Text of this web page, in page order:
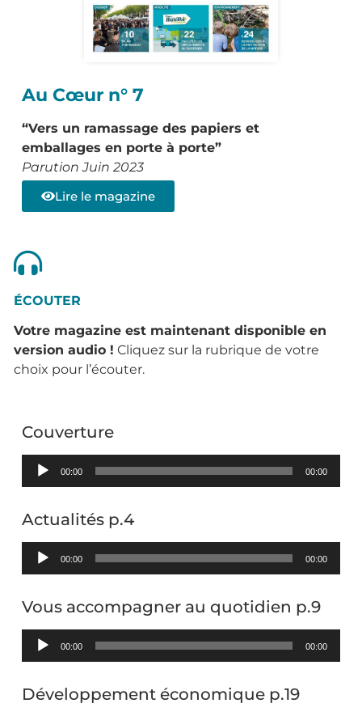
Au Cœur n° 7
“Vers un ramassage des papiers et
emballages en porte à porte”
Parution Juin 2023
Lire le magazine
ÉCOUTER
Votre magazine est maintenant disponible en
version audio ! Cliquez sur la rubrique de votre
choix pour l’écouter.
Couverture
Lecteur
00:00 00:00
Actualités p.4
Lecteur
00:00 00:00
Vous accompagner au quotidien p.9
Lecteur
00:00 00:00
Développement économique p.19